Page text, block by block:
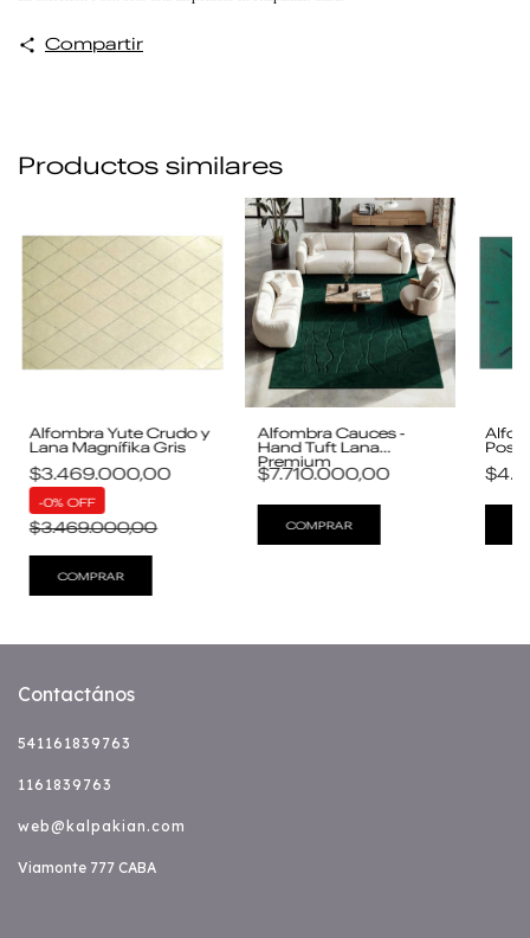
Compartir
Productos similares
Alfombra Yute Crudo y
Lana Magnífika Gris
$3.469.000,00
-0%OFF
$3.469.000,00
COMPRAR
Alfombra Cauces -
Hand Tuft Lana
Premium
$7.710.000,00
COMPRAR
Posh
Contactános
541161839763
1161839763
web@kalpakian.com
Viamonte 777 CABA